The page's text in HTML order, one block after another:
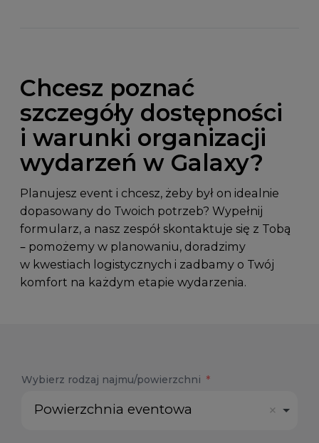
Chcesz poznać
szczegóły dostępności
i warunki organizacji
wydarzeń w Galaxy?
Planujesz event i chcesz, żeby był on idealnie
dopasowany do Twoich potrzeb? Wypełnij
formularz, a nasz zespół skontaktuje się z Tobą
– pomożemy w planowaniu, doradzimy
w kwestiach logistycznych i zadbamy o Twój
komfort na każdym etapie wydarzenia.
Wybierz rodzaj najmu/powierzchni
Powierzchnia eventowa